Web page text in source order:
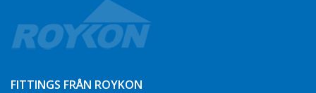
FITTINGS FRÅN ROYKON